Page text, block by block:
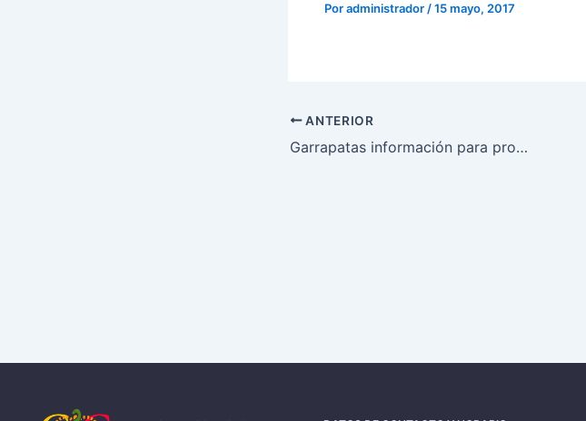
Poradministrador /15 mayo, 2017
ANTERIOR
Garrapatas información para profesionales lo que debe saber sobre su picadura